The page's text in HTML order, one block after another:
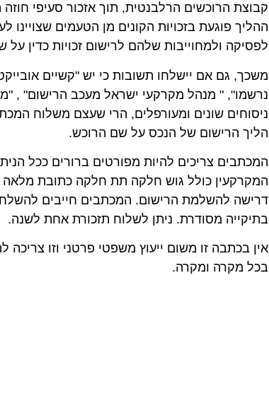
קבוצת הרוכשים הרלבנטית, תוך אזכור סעיפי
ההליך פוגעת בזכויות הקונים מן הטעמים שצויינו
לפסיקה ולמחוייבות שלהם לרישום זכויות כדין על
משכך, גם אם יישלחו תשובות כי יש "קשיים
נרשמו", " מנהל מקרקעי ישראל מעכב הרישום" ,
ניסוחים שונים ומעורפלים, הרי שעצם משלוח
הליך הרישום של הנכס על שם הרוכש.
המכתבים צריכים להיות מפורטים ברורים ככל
המקרקעין כולל גוש חלקה תת חלקה כתובת
דרישה להשלמת הרישום. המכתבים חייבים
בתיקייה מסודרת. ניתן לשלוח תזכורת אחת לשנה.
אין בכתבה זו משום ייעוץ משפטי פרטני וזו צריכה
בכל מקרה ומקרה.